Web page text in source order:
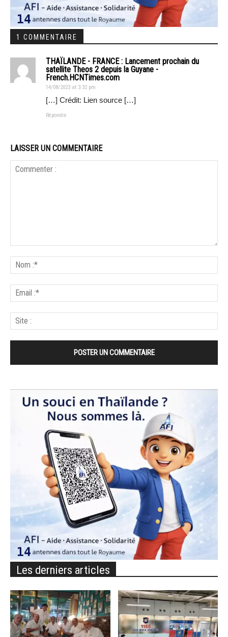
1 COMMENTAIRE
THAÏLANDE - FRANCE : Lancement prochain du
satellite Theos 2 depuis la Guyane -
French.HCNTimes.com
14/08/2023 at 3:32 pm
[…] Crédit: Lien source […]
Répondre
LAISSER UN COMMENTAIRE
Les derniers articles